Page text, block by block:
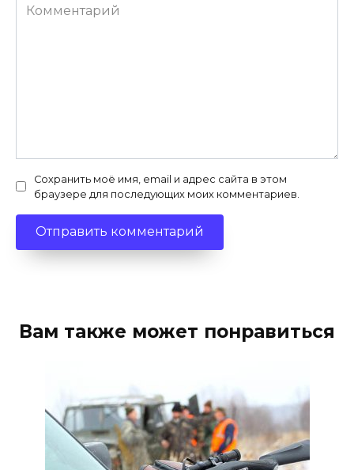
Комментарий
Сохранить моё имя, email и адрес сайта в этом
браузере для последующих моих комментариев.
Вам также может понравиться